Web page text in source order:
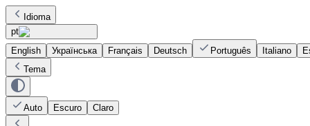
Idioma
pt
English
Українська Français Deutsch Português Italiano
Tema
Auto Escuro Claro